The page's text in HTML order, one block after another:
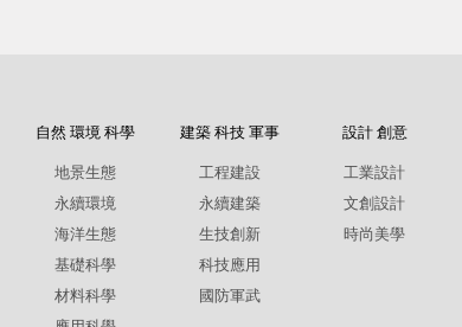
自然 環境 科學
地景生態
永續環境
海洋生態
基礎科學
材料科學
建築 科技 軍事
工程建設
永續建築
生技創新
科技應用
國防軍武
設計 創意
工業設計
文創設計
時尚美學